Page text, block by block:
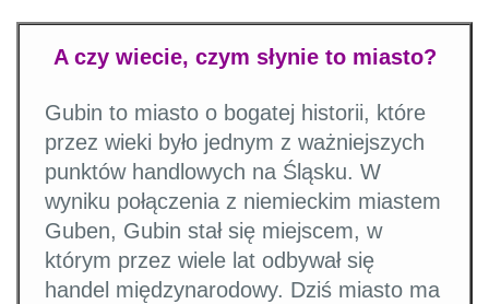
A czy wiecie, czym słynie to miasto?
Gubin to miasto o bogatej historii, które
przez wieki było jednym z ważniejszych
punktów handlowych na Śląsku. W
wyniku połączenia z niemieckim miastem
Guben, Gubin stał się miejscem, w
którym przez wiele lat odbywał się
handel międzynarodowy. Dziś miasto ma